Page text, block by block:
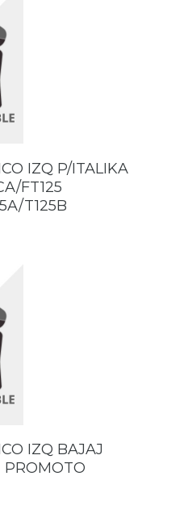
IZQ P/ITALIKA
FT125
T125B
IZQ BAJAJ
PROMOTO